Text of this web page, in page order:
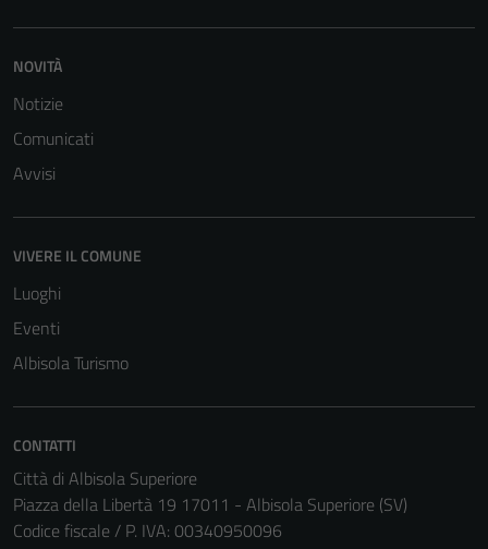
NOVITÀ
Notizie
Comunicati
Avvisi
VIVERE IL COMUNE
Luoghi
Eventi
Albisola Turismo
CONTATTI
Città di Albisola Superiore
Piazza della Libertà 19 17011 - Albisola Superiore (SV)
Codice fiscale / P. IVA: 00340950096
essere